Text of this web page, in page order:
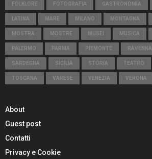
FOLKLORE FOTOGRAFIA GASTRONOMIA
LATINA MARE MILANO MONTAGNA
MOSTRA MOSTRE MUSEI MUSICA
PALERMO PARMA PIEMONTE RAVENNA
SARDEGNA SICILIA STORIA TEATRO
TOSCANA VARESE VENEZIA VERONA
About
Guest post
Contatti
Privacy e Cookie